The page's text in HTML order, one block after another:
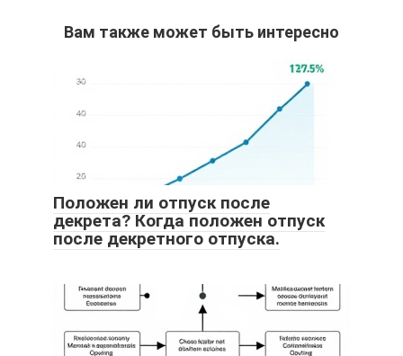
Вам также может быть интересно
Положен ли отпуск после
декрета? Когда положен отпуск
после декретного отпуска.